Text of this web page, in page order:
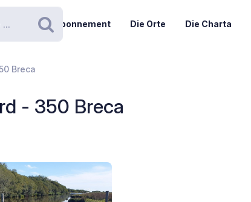
Suchen
Abonnement Die Orte Die Charta
Breca
- 350 Breca